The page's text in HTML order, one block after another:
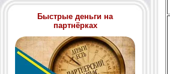
Быстрые деньги на
партнёрках